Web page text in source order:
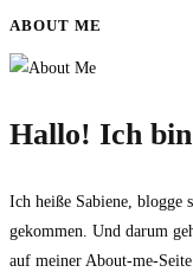
ABOUT ME
Hallo! Ich
Ich heiße Sabiene, blogge
gekommen. Und darum
auf meiner About-me-